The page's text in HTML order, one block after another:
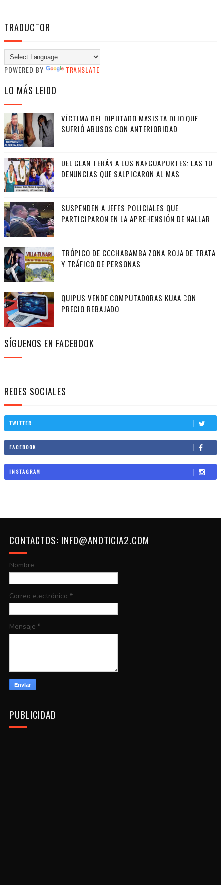
TRADUCTOR
POWERED BY TRANSLATE
LO MÁS LEIDO
VÍCTIMA DEL DIPUTADO MASISTA DIJO QUE
SUFRIÓ ABUSOS CON ANTERIORIDAD
DEL CLAN TERÁN A LOS NARCOAPORTES: LAS 10
DENUNCIAS QUE SALPICARON AL MAS
SUSPENDEN A JEFES POLICIALES QUE
PARTICIPARON EN LA APREHENSIÓN DE NALLAR
TRÓPICO DE COCHABAMBA ZONA ROJA DE TRATA
Y TRÁFICO DE PERSONAS
QUIPUS VENDE COMPUTADORAS KUAA CON
PRECIO REBAJADO
SÍGUENOS EN FACEBOOK
REDES SOCIALES
TWITTER
FACEBOOK
INSTAGRAM
CONTACTOS: INFO@ANOTICIA2.COM
Nombre
Correo electrónico *
Mensaje *
PUBLICIDAD